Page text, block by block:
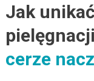
Jak
cerze